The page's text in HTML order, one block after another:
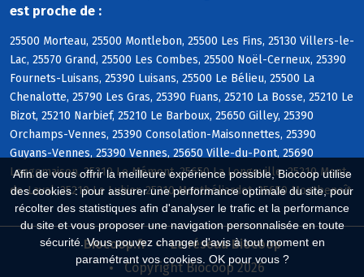
Afin de vous offrir la meilleure expérience possible, Biocoop utilise
des cookies : pour assurer une performance optimale du site, pour
récolter des statistiques afin d'analyser le trafic et la performance
du site et vous proposer une navigation personnalisée en toute
sécurité. Vous pouvez changer d'avis à tout moment en
paramétrant vos cookies. OK pour vous ?
est proche de :
25500 Morteau, 25500 Montlebon, 25500 Les Fins, 25130 Villers-le-
Lac, 25570 Grand, 25500 Les Combes, 25500 Noël-Cerneux, 25390
Fournets-Luisans, 25390 Luisans, 25500 Le Bélieu, 25500 La
Chenalotte, 25790 Les Gras, 25390 Fuans, 25210 La Bosse, 25210 Le
Bizot, 25210 Narbief, 25210 Le Barboux, 25650 Gilley, 25390
Orchamps-Vennes, 25390 Consolation-Maisonnettes, 25390
Guyans-Vennes, 25390 Vennes, 25650 Ville-du-Pont, 25690
Longemaison, 25210 Le Mémont, 25650 La Longeville, 25210 Mont-
de-Laval, 25210 Le Luhier, 25210 Montbéliardot, 25650 Montbenoît
Biocoop.fr
Le réseau Biocoop
Copyright Biocoop 2026